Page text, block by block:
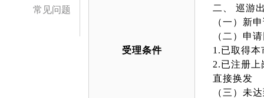
常见问题
受理条件
二、 巡游
（一）新
（二）申
1.已取得
2.已注册
直接换发
（三）未